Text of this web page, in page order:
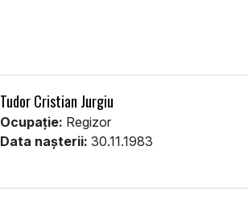
Tudor Cristian Jurgiu
Ocupație: Regizor
Data nașterii: 30.11.1983